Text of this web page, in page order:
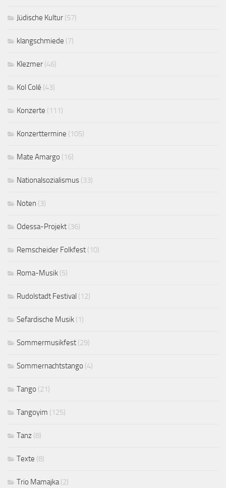
Jüdische Kultur (57)
klangschmiede (7)
Klezmer (46)
Kol Colé (43)
Konzerte (111)
Konzerttermine (105)
Mate Amargo (16)
Nationalsozialismus (33)
Noten (3)
Odessa-Projekt (36)
Remscheider Folkfest (10)
Roma-Musik (5)
Rudolstadt Festival (12)
Sefardische Musik (1)
Sommermusikfest (29)
Sommernachtstango (4)
Tango (21)
Tangoyim (125)
Tanz (8)
Texte (8)
Trio Mamajka(2)